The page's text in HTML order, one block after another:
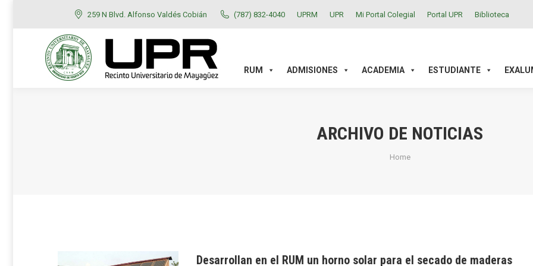
259 N Blvd. Alfonso Valdés Cobián (787) 832-4040 UPRM UPR Mi Portal Colegial Portal UPR Biblioteca
RUM ADMISIONES ACADEMIA ESTUDIANTE
ARCHIVO DE NOTICIAS
You are here:
Home
Desarrollan en el RUM un horno solar para el secado de maderas
RUM ADMISIONES